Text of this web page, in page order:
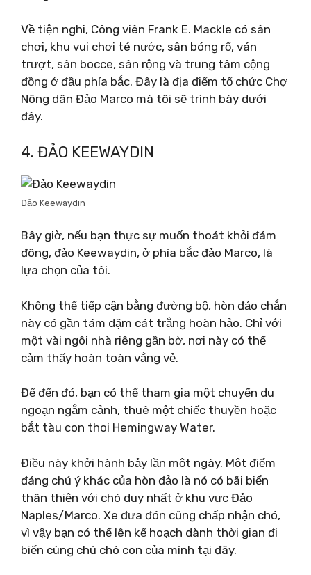
Về tiện nghi, Công viên Frank E. Mackle có sân
chơi, khu vui chơi té nước, sân bóng rổ, ván
trượt, sân bocce, sân rộng và trung tâm cộng
đồng ở đầu phía bắc. Đây là địa điểm tổ chức Chợ
Nông dân Đảo Marco mà tôi sẽ trình bày dưới
đây.
4. ĐẢO KEEWAYDIN
Đảo Keewaydin
Bây giờ, nếu bạn thực sự muốn thoát khỏi đám
đông, đảo Keewaydin, ở phía bắc đảo Marco, là
lựa chọn của tôi.
Không thể tiếp cận bằng đường bộ, hòn đảo chắn
này có gần tám dặm cát trắng hoàn hảo. Chỉ với
một vài ngôi nhà riêng gần bờ, nơi này có thể
cảm thấy hoàn toàn vắng vẻ.
Để đến đó, bạn có thể tham gia một chuyến du
ngoạn ngắm cảnh, thuê một chiếc thuyền hoặc
bắt tàu con thoi Hemingway Water.
Điều này khởi hành bảy lần một ngày. Một điểm
đáng chú ý khác của hòn đảo là nó có bãi biển
thân thiện với chó duy nhất ở khu vực Đảo
Naples/Marco. Xe đưa đón cũng chấp nhận chó,
vì vậy bạn có thể lên kế hoạch dành thời gian đi
biển cùng chú chó con của mình tại đây.